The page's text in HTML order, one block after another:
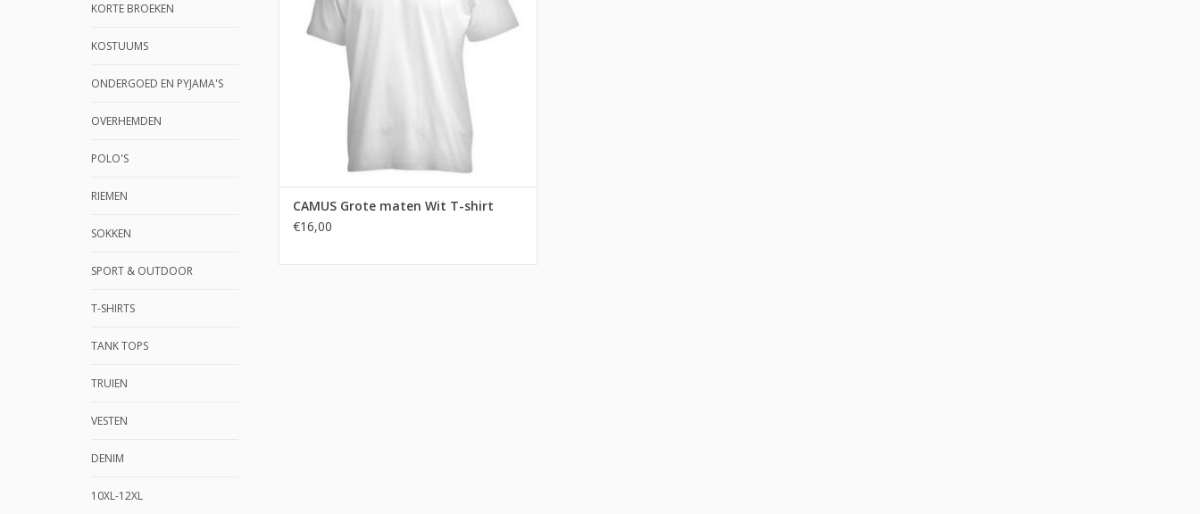
KORTE BROEKEN
KOSTUUMS
ONDERGOED EN PYJAMA'S
OVERHEMDEN
POLO'S
RIEMEN
SOKKEN
SPORT & OUTDOOR
T-SHIRTS
TANK TOPS
TRUIEN
VESTEN
DENIM
10XL-12XL
CAMUS Grote maten Wit T-shirt
€16,00